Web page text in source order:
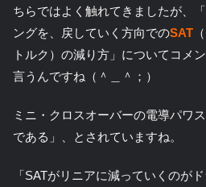
ちらではよく触れてきましたが、
ングを、戻していく方向でのSAT
トルク）の減り方」についてコメ
言うんですね（＾＿＾；）
ミニ・クロスオーバーの電導パワ
である」、とされていますね。
「SATがリニアに減っていくのが